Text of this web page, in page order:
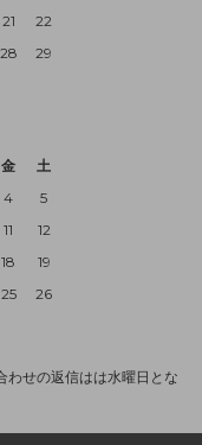
21
22
28
29
金
土
4
5
11
12
18
19
25
26
わせの返信はは水曜日とな